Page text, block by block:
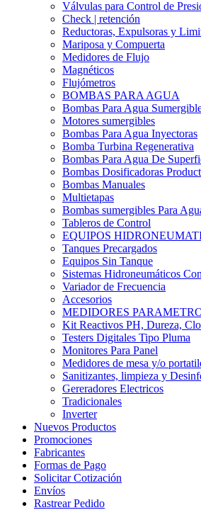
Válvulas para Control de
Check | retención
Reductoras, Expulsoras y
Mariposa y Compuerta
Medidores de Flujo
Magnéticos
Flujómetros
BOMBAS PARA AGUA
Bombas Para Agua
Motores sumergibles
Bombas Para Agua Inyectoras
Bomba Turbina Regenerativa
Bombas Para Agua De
Bombas Dosificadoras
Bombas Manuales
Multietapas
Bombas sumergibles Para
Tableros de Control
EQUIPOS
Tanques Precargados
Equipos Sin Tanque
Sistemas Hidroneumáticos
Variador de Frecuencia
Accesorios
MEDIDORES
Kit Reactivos PH, Dureza,
Testers Digitales Tipo Pluma
Monitores Para Panel
Medidores de mesa y/o
Sanitizantes, limpieza y
Gereradores Electricos
Tradicionales
Inverter
Nuevos Productos
Promociones
Fabricantes
Formas de Pago
Solicitar Cotización
Envíos
Rastrear Pedido